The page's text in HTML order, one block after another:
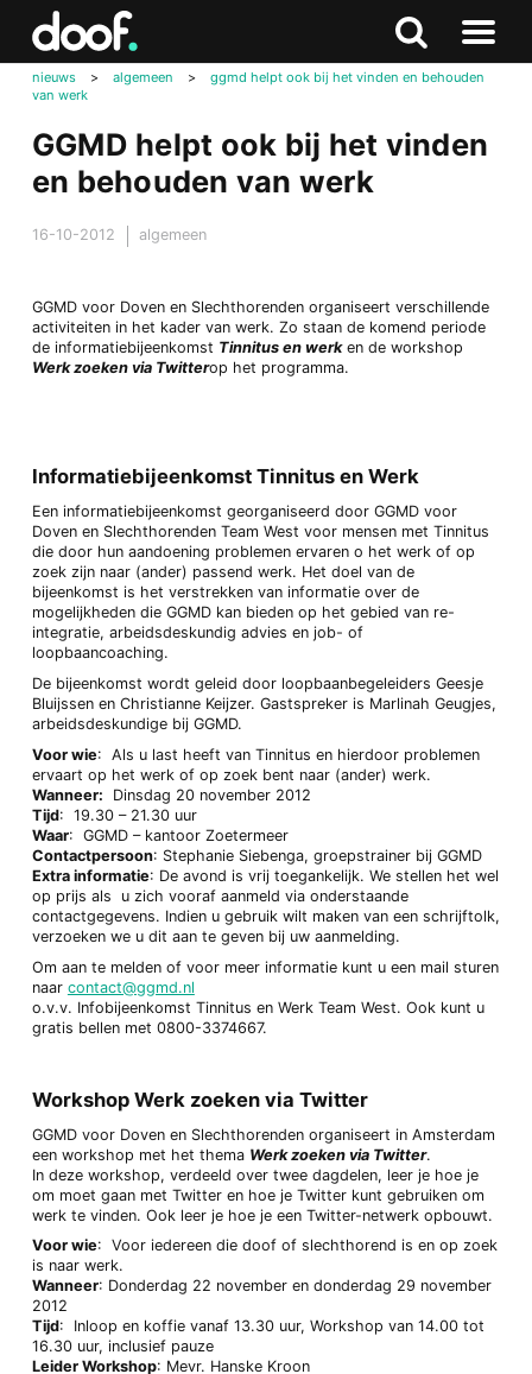
Zoeken
Naar
menu
nieuws > algemeen >
ggmd helpt ook bij het vinden en behouden
van werk
GGMD helpt ook bij het vinden
en behouden van werk
16-10-2012 algemeen
GGMD voor Doven en Slechthorenden organiseert verschillende
activiteiten in het kader van werk. Zo staan de komend periode
de informatiebijeenkomst Tinnitus en werken de workshop
Werk zoeken via Twitterop het programma.
Informatiebijeenkomst Tinnitus en Werk
Een informatiebijeenkomst georganiseerd door GGMD voor
Doven en Slechthorenden Team West voor mensen met Tinnitus
die door hun aandoening problemen ervaren o het werk of op
zoek zijn naar (ander) passend werk. Het doel van de
bijeenkomst is het verstrekken van informatie over de
mogelijkheden die GGMD kan bieden op het gebied van re-
integratie, arbeidsdeskundig advies en job- of
loopbaancoaching.
De bijeenkomst wordt geleid door loopbaanbegeleiders Geesje
Bluijssen en Christianne Keijzer. Gastspreker is Marlinah Geugjes,
arbeidsdeskundige bij GGMD.
Voor wie: Als u last heeft van Tinnitus en hierdoor problemen
ervaart op het werk of op zoek bent naar (ander) werk.
Wanneer: Dinsdag 20 november 2012
Tijd: 19.30 – 21.30 uur
Waar: GGMD – kantoor Zoetermeer
Contactpersoon: Stephanie Siebenga, groepstrainer bij GGMD
Extra informatie: De avond is vrij toegankelijk. We stellen het wel
op prijs als u zich vooraf aanmeld via onderstaande
contactgegevens. Indien u gebruik wilt maken van een schrijftolk,
verzoeken we u dit aan te geven bij uw aanmelding.
Om aan te melden of voor meer informatie kunt u een mail sturen
naar contact@ggmd.nl
o.v.v. Infobijeenkomst Tinnitus en Werk Team West. Ook kunt u
gratis bellen met 0800-3374667.
Workshop Werk zoeken via Twitter
GGMD voor Doven en Slechthorenden organiseert in Amsterdam
een workshop met het thema Werk zoeken via Twitter.
In deze workshop, verdeeld over twee dagdelen, leer je hoe je
om moet gaan met Twitter en hoe je Twitter kunt gebruiken om
werk te vinden. Ook leer je hoe je een Twitter-netwerk opbouwt.
Voor wie: Voor iedereen die doof of slechthorend is en op zoek
is naar werk.
Wanneer: Donderdag 22 november en donderdag 29 november
2012
Tijd: Inloop en koffie vanaf 13.30 uur, Workshop van 14.00 tot
16.30 uur, inclusief pauze
Leider Workshop: Mevr. Hanske Kroon
Doof.nl
Zoeken
naar